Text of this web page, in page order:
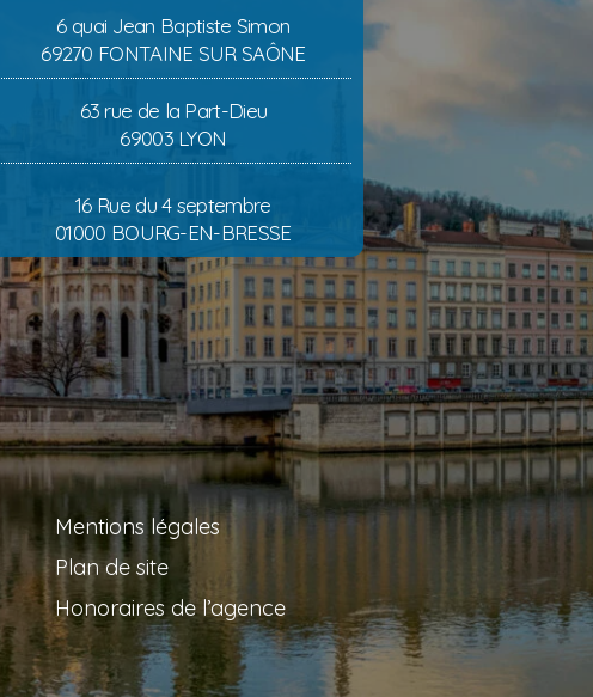
6 quai Jean Baptiste Simon
69270 FONTAINE SUR SAÔNE
63 rue de la Part-Dieu
69003 LYON
16 Rue du 4 septembre
01000 BOURG-EN-BRESSE
Mentions légales
Plan de site
Honoraires de l’agence